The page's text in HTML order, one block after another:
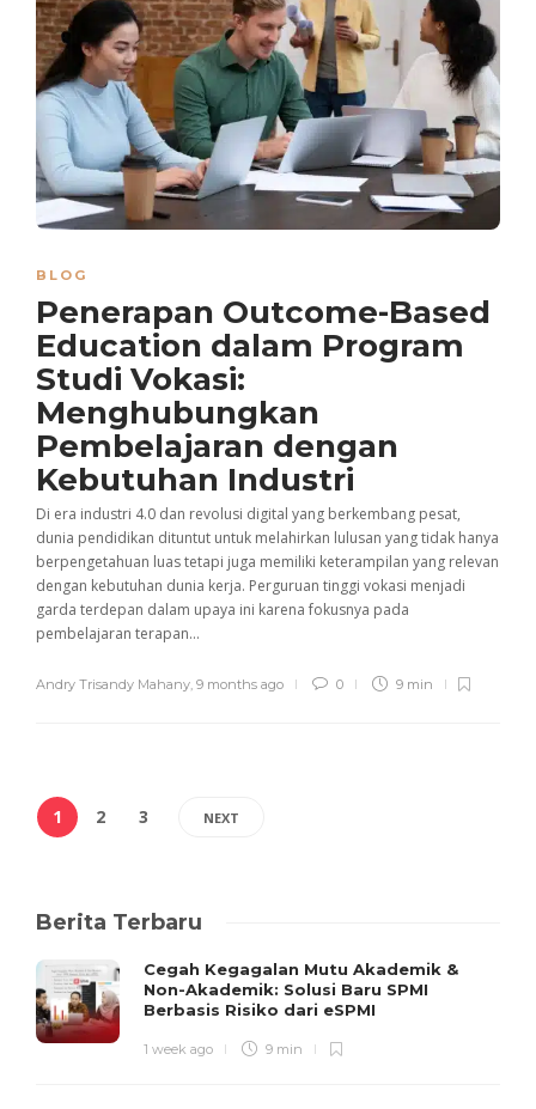
BLOG
Penerapan Outcome-Based
Education dalam Program
Studi Vokasi:
Menghubungkan
Pembelajaran dengan
Kebutuhan Industri
Di era industri 4.0 dan revolusi digital yang berkembang pesat,
dunia pendidikan dituntut untuk melahirkan lulusan yang tidak hanya
berpengetahuan luas tetapi juga memiliki keterampilan yang relevan
dengan kebutuhan dunia kerja. Perguruan tinggi vokasi menjadi
garda terdepan dalam upaya ini karena fokusnya pada
pembelajaran terapan...
Andry Trisandy Mahany 9 months ago 0 9 min
1 2 3 NEXT
Berita Terbaru
Cegah Kegagalan Mutu Akademik &
Non-Akademik: Solusi Baru SPMI
Berbasis Risiko dari eSPMI
1 week ago 9 min